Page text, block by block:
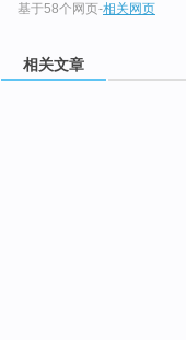
基于58个网页-相关网页
相关文章